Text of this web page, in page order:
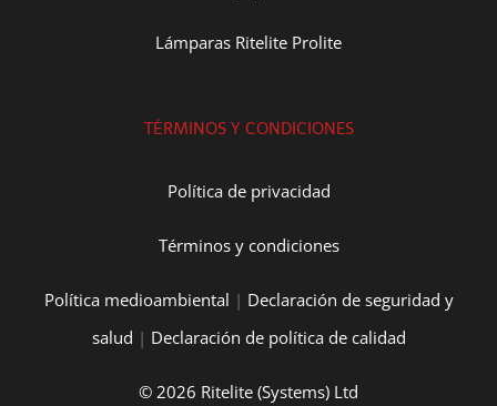
Lámparas Ritelite Prolite
TÉRMINOS Y CONDICIONES
Política de privacidad
Términos y condiciones
Política medioambiental | Declaración de seguridad y
salud | Declaración de política de calidad
© 2026 Ritelite (Systems) Ltd